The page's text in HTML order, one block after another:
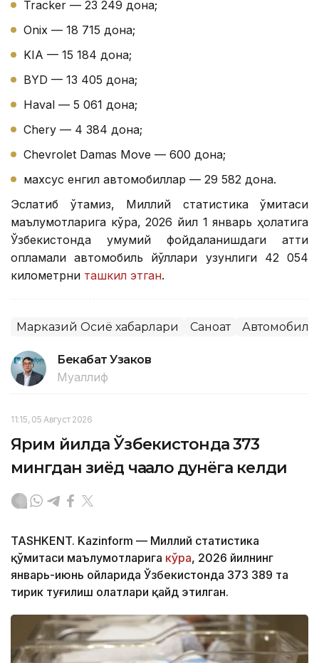
Tracker — 23 249 дона;
Onix — 18 715 дона;
KIA — 15 184 дона;
BYD — 13 405 дона;
Haval — 5 061 дона;
Chery — 4 384 дона;
Chevrolet Damas Move — 600 дона;
махсус енгил автомобиллар — 29 582 дона.
Эслатиб ўтамиз, Миллий статистика қўмитаси
маълумотларига кўра, 2026 йил 1 январь ҳолатига
Ўзбекистонда умумий фойдаланишдаги қаттиқ
қопламали автомобиль йўллари узунлиги 42 054
километрни ташкил этган.
Марказий Осиё хабарлари Саноат
Бекабат Узаков
Муаллиф
11:15, 05 Август 2026
Ярим йилда Ўзбекистонда 373
мингдан зиёд чақалоқ дунёга келди
TASHKENT. Kazinform — Миллий статистика
қўмитаси маълумотларига кўра, 2026 йилнинг
январь-июнь ойларида Ўзбекистонда 373 389 та
тирик туғилиш ҳолатлари қайд этилган.